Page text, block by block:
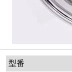
型番